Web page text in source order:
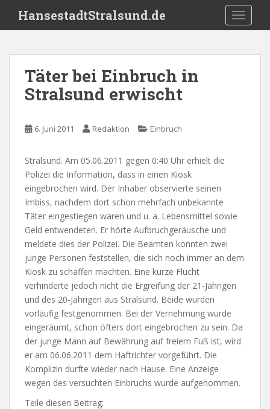
i
HansestadtStralsund.de
Täter bei Einbruch in
Stralsund erwischt
6. Juni 2011 Redaktion Einbruch
Stralsund. Am 05.06.2011 gegen 0:40 Uhr erhielt die
Polizei die Information, dass in einen Kiosk
eingebrochen wird. Der Inhaber observierte seinen
Imbiss, nachdem dort schon mehrfach unbekannte
Täter eingestiegen waren und u. a. Lebensmittel sowie
Geld entwendeten. Er hörte Aufbruchgeräusche und
meldete dies der Polizei. Die Beamten konnten zwei
junge Personen feststellen, die sich noch immer an dem
Kiosk zu schaffen machten. Eine kurze Flucht
verhinderte jedoch nicht die Ergreifung der 21-Jährigen
und des 20-Jährigen aus Stralsund. Beide wurden
vorläufig festgenommen. Bei der Vernehmung wurde
eingeräumt, schon öfters dort eingebrochen zu sein. Da
der junge Mann auf Bewährung auf freiem Fuß ist, wird
er am 06.06.2011 dem Haftrichter vorgeführt. Die
Komplizin durfte wieder nach Hause. Eine Anzeige
wegen des versuchten Einbruchs wurde aufgenommen.
Teile diesen Beitrag: